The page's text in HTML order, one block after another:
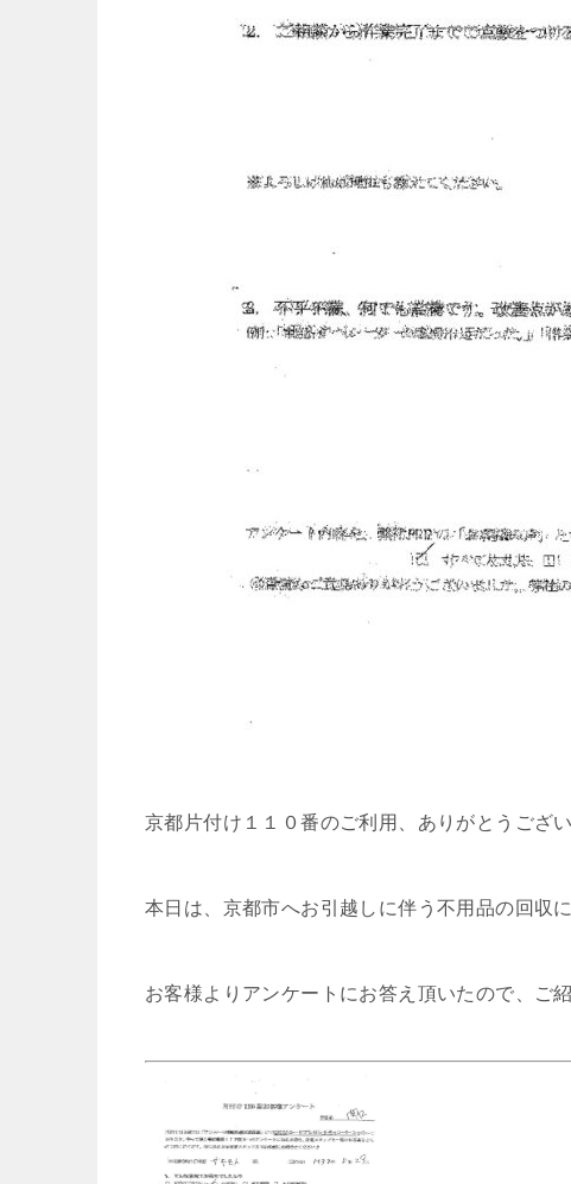
京都片付け１１０番のご利用、ありがとうござい
本日は、京都市へお引越しに伴う不用品の回収
お客様よりアンケートにお答え頂いたので、ご紹